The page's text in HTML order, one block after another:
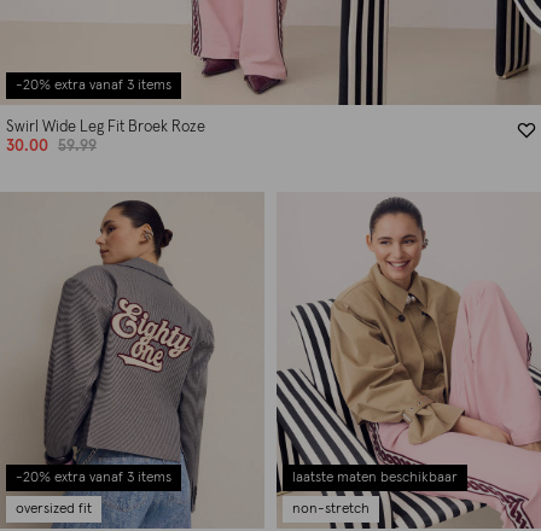
-20% extra vanaf 3 items
Swirl Wide Leg Fit Broek Roze
30.00
59.99
-20% extra vanaf 3 items
oversized fit
laatste maten beschikbaar
non-stretch